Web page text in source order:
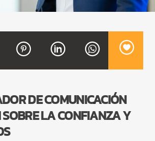
Y VALLENATO
5:00 PM
DE COMUNICACIÓN
LA CONFIANZA Y